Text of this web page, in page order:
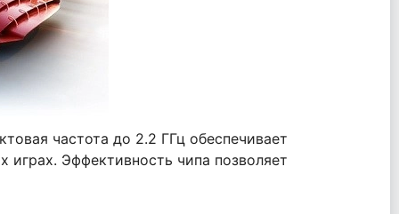
частота до 2.2 ГГц обеспечивает
Эффективность чипа позволяет